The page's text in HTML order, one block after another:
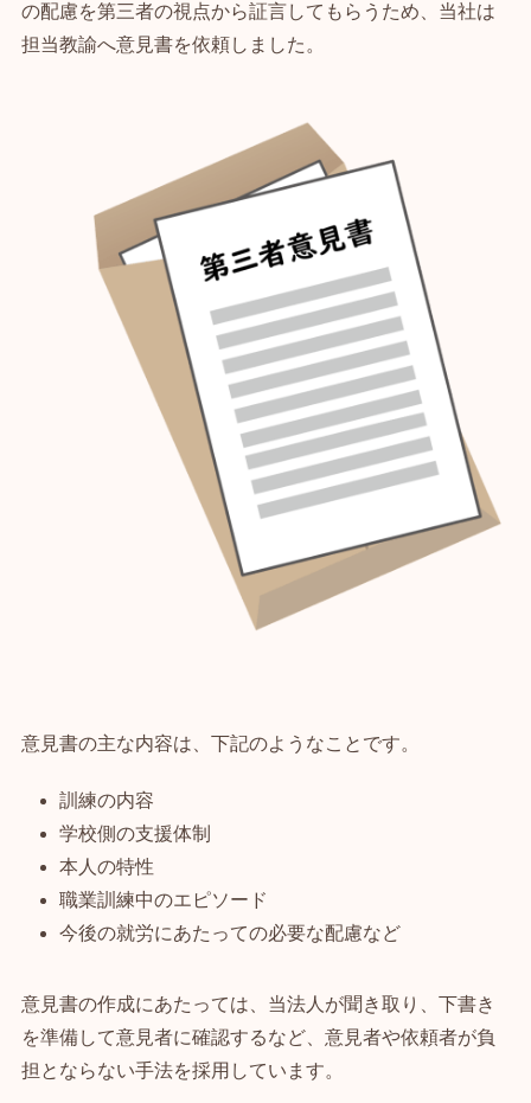
の配慮を第三者の視点から証言してもらうため、当社は
担当教諭へ意見書を依頼しました。
意見書の主な内容は、下記のようなことです。
訓練の内容
学校側の支援体制
本人の特性
職業訓練中のエピソード
今後の就労にあたっての必要な配慮など
意見書の作成にあたっては、当法人が聞き取り、下書き
を準備して意見者に確認するなど、意見者や依頼者が負
担とならない手法を採用しています。